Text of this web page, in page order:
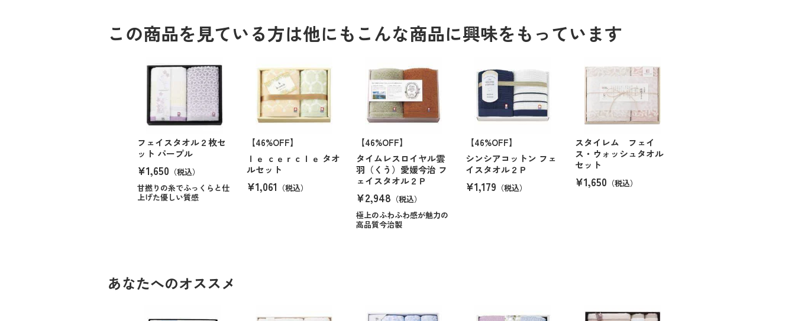
この商品を見ている方は他にもこんな商品に興味をもっています
フェイスタオル２枚セ
ット パープル
¥1,650 （税込）
甘撚りの糸でふっくらと仕
上げた優しい質感
【46%OFF】
ｌｅ ｃｅｒｃｌｅ タオ
ルセット
¥1,061 （税込）
【46%OFF】
タイムレスロイヤル雲
羽（くう）愛媛今治 フ
ェイスタオル２Ｐ
¥2,948 （税込）
極上のふわふわ感が魅力の
高品質今治製
【46%OFF】
シンシアコットン フェ
イスタオル２Ｐ
¥1,179 （税込）
スタイレム フェイ
ス・ウォッシュタオル
セット
¥1,650 （税込）
あなたへのオススメ